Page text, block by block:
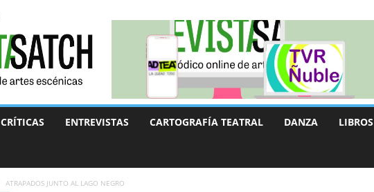
CRÍTICAS ENTREVISTAS CARTOGRAFÍA TEATRAL DANZA LIBROS
ATRAPADOS JUNTO AL LAGO NEGRO